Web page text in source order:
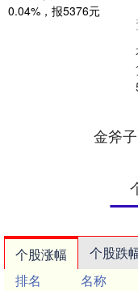
金斧
个股涨幅 个股跌
排名
名称